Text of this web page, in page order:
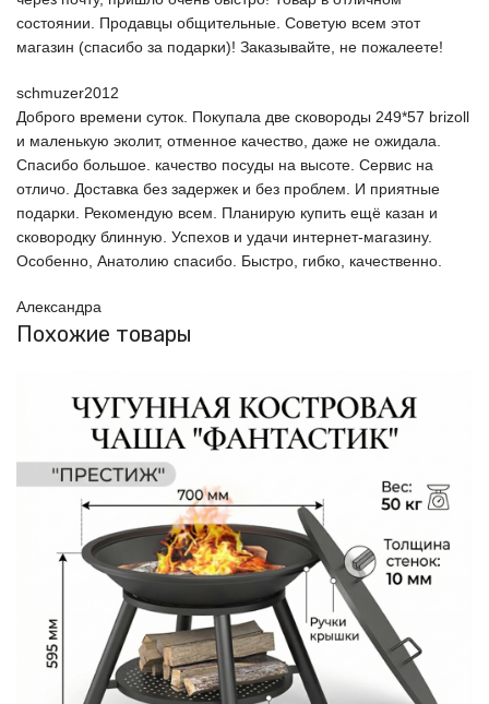
состоянии. Продавцы общительные. Советую всем этот
магазин (спасибо за подарки)! Заказывайте, не пожалеете!
schmuzer2012
Доброго времени суток. Покупала две сковороды 249*57 brizoll
и маленькую эколит, отменное качество, даже не ожидала.
Спасибо большое. качество посуды на высоте. Сервис на
отличо. Доставка без задержек и без проблем. И приятные
подарки. Рекомендую всем. Планирую купить ещё казан и
сковородку блинную. Успехов и удачи интернет-магазину.
Особенно, Анатолию спасибо. Быстро, гибко, качественно.
Александра
Похожие товары